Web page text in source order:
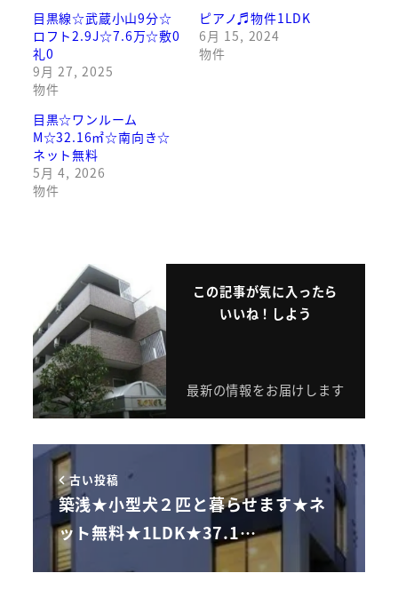
目黒線☆武蔵小山9分☆
ロフト2.9J☆7.6万☆敷0
礼0
9月 27, 2025
物件
ピアノ♬物件1LDK
6月 15, 2024
物件
目黒☆ワンルーム
M☆32.16㎡☆南向き☆
ネット無料
5月 4, 2026
物件
この記事が気に入ったら
いいね！しよう
最新の情報をお届けします
古い投稿
築浅★小型犬２匹と暮らせます★ネ
ット無料★1LDK★37.1…